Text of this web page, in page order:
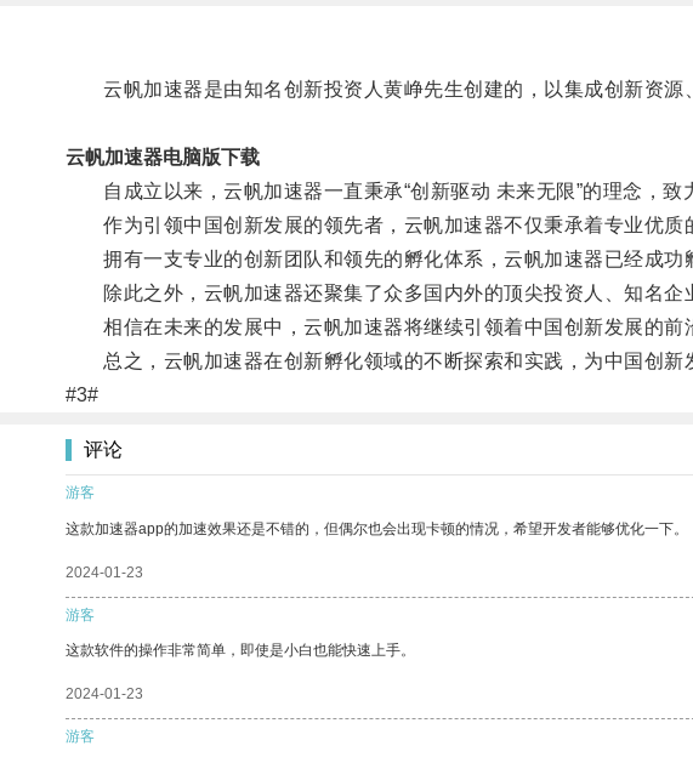
云帆加速器是由知名创新投资人黄峥先生创建的，以集成创新资源
云帆加速器电脑版下载
自成立以来，云帆加速器一直秉承“创新驱动 未来无限”的理念，致
作为引领中国创新发展的领先者，云帆加速器不仅秉承着专业优质
拥有一支专业的创新团队和领先的孵化体系，云帆加速器已经成功
除此之外，云帆加速器还聚集了众多国内外的顶尖投资人、知名企
相信在未来的发展中，云帆加速器将继续引领着中国创新发展的前
总之，云帆加速器在创新孵化领域的不断探索和实践，为中国创新
#3#
评论
游客
这款加速器app的加速效果还是不错的，但偶尔也会出现卡顿的情况，希望开发者能够优化一下。
2024-01-23
游客
这款软件的操作非常简单，即使是小白也能快速上手。
2024-01-23
游客